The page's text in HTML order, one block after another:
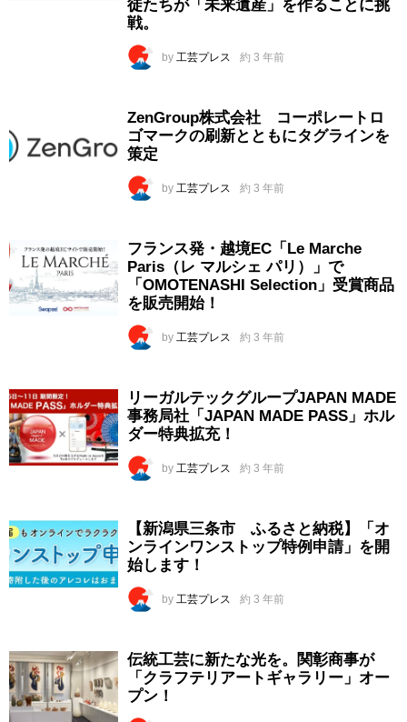
徒たちが「未来遺産」を作ることに挑
戦。
by 工芸プレス 約 3 年前
ZenGroup株式会社 コーポレートロ
ゴマークの刷新とともにタグラインを
策定
by 工芸プレス 約 3 年前
フランス発・越境EC「Le Marche
Paris（レ マルシェ パリ）」で
「OMOTENASHI Selection」受賞商品
を販売開始！
by 工芸プレス 約 3 年前
リーガルテックグループJAPAN MADE
事務局社「JAPAN MADE PASS」ホル
ダー特典拡充！
by 工芸プレス 約 3 年前
【新潟県三条市 ふるさと納税】「オ
ンラインワンストップ特例申請」を開
始します！
by 工芸プレス 約 3 年前
伝統工芸に新たな光を。関彰商事が
「クラフテリアートギャラリー」オー
プン！